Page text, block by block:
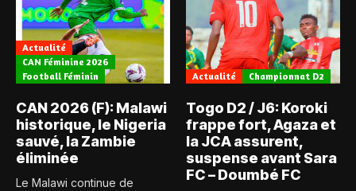
Actualité
CAN Féminine 2026
Football Féminin
CAN 2026 (F): Malawi
historique, le Nigeria
sauvé, la Zambie
éliminée
Le Malawi continue de
Actualité Championnat D2
Togo D2 / J6: Koroki
frappe fort, Agaza et
la JCA assurent,
suspense avant Sara
FC – Doumbé FC